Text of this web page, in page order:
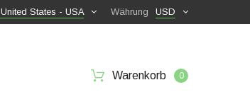
USD
Währung
United States - USA
Warenkorb 0